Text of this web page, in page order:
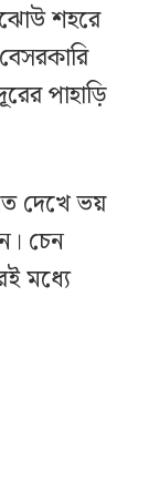
শহরে
পাহাড়ি
দেখে ভয়
চেন
মধ্যে